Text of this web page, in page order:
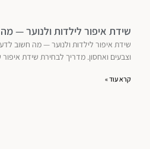
שידת איפור לילדות ולנוער —
שידת איפור לילדות ולנוער — מה חשוב
וצבעים ואחסון. מדריך לבחירת שידת
קרא עוד »